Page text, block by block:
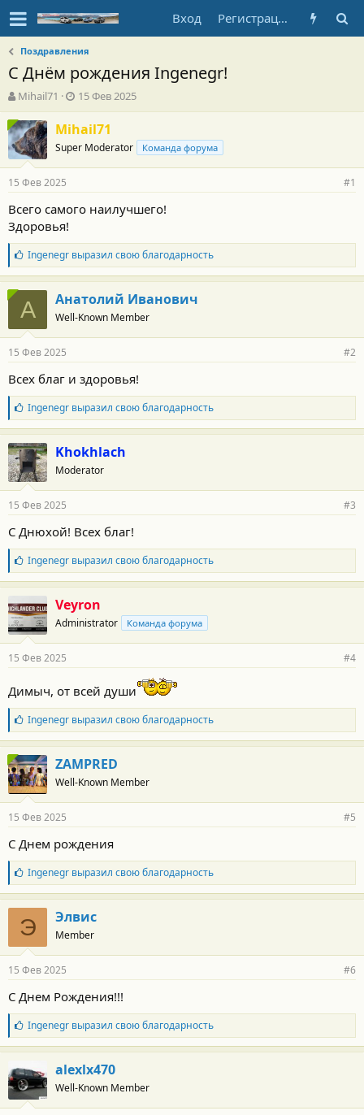
Вход Регистрация
Поздравления
С Днём рождения Ingenegr!
А
в
т
о
р
т
е
м
ы
Mihail71
Д
а
т
а
н
а
а
л
15 Фев 2025
Mihail71
Super Moderator Команда форума
15 Фев 2025 #1
Всего самого наилучшего!
Здоровья!
Б
л
а
г
о
а
н
с
т
и
:
Ingenegrвыразил свою благодарность
А Анатолий Иванович
Well-Known Member
15 Фев 2025 #2
Всех благ и здоровья!
Б
л
а
г
о
д
а
н
с
т
и
:
Ingenegrвыразил свою благодарность
Khokhlach
Moderator
15 Фев 2025 #3
С Днюхой! Всех благ!
Б
л
а
о
д
а
н
с
и
:
Ingenegrвыразил свою благодарность
Veyron
Administrator Команда форума
15 Фев 2025 #4
Димыч, от всей души
Б
л
а
г
о
д
а
н
с
т
и
:
Ingenegrвыразил свою благодарность
ZAMPRED
Well-Known Member
15 Фев 2025 #5
С Днем рождения
Б
л
а
г
о
д
а
н
с
т
и
:
Ingenegrвыразил свою благодарность
Э Элвис
Member
15 Фев 2025 #6
С Днем Рождения!!!
Б
л
а
о
д
а
Ingenegrвыразил свою благодарность
alexlx470
Well-Known Member